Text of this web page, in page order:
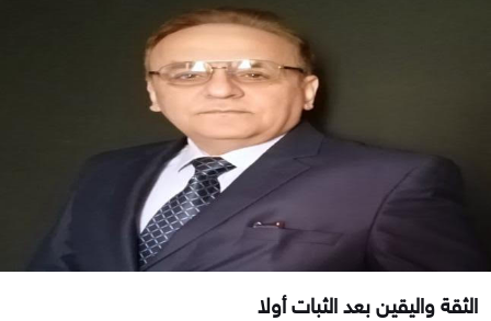
الثقة واليقين بعد الثبات أولا